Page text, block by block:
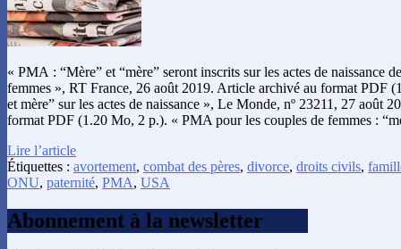
« PMA : “Mère” et “mère” seront inscrits sur les actes de naissance
femmes », RT France, 26 août 2019. Article archivé au format PDF
et mère” sur les actes de naissance », Le Monde, nº 23211, 27 août
format PDF (1.20 Mo, 2 p.). « PMA pour les couples de femmes :
Lire l’article
Étiquettes : avortement, combat des pères, divorce, droits civils,
ONU, paternité, PMA, USA
Abonnement à la newsletter